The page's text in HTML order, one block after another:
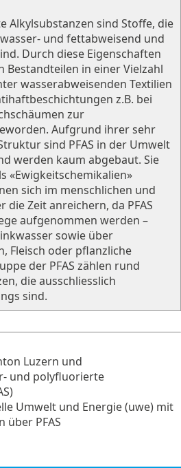
Alkylsubstanzen sind Stoffe, die
und fettabweisend und
Durch diese Eigenschaften
Bestandteilen in einer Vielzahl
wasserabweisenden Textilien
z.B. bei
zur
Aufgrund ihrer sehr
sind PFAS in der Umwelt
werden kaum abgebaut. Sie
«Ewigkeitschemikalien»
sich im menschlichen und
Zeit anreichern, da PFAS
aufgenommen werden –
sowie über
Fleisch oder pflanzliche
der PFAS zählen rund
die ausschliesslich
sind.
Luzern und
und polyfluorierte
Umwelt und Energie (uwe) mit
PFAS